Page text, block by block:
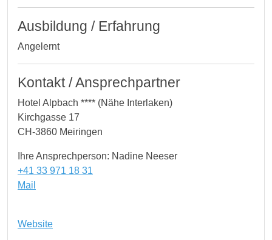
Ausbildung / Erfahrung
Angelernt
Kontakt / Ansprechpartner
Hotel Alpbach **** (Nähe Interlaken)
Kirchgasse 17
CH-3860 Meiringen
Ihre Ansprechperson: Nadine Neeser
+41 33 971 18 31
Mail
Website